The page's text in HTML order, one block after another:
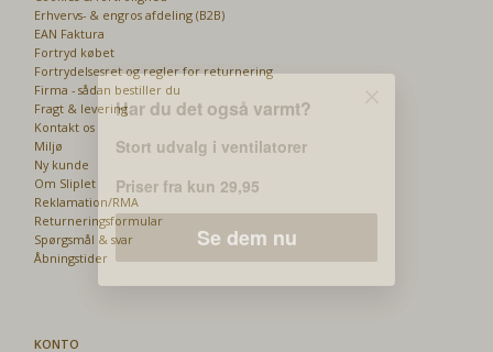
Erhvervs- & engros afdeling (B2B)
EAN Faktura
Fortryd købet
Fortrydelsesret og regler for returnering
Firma - sådan bestiller du
Fragt & levering
Kontakt os
Miljø
Ny kunde
Om Sliplet
Reklamation/RMA
Returneringsformular
Spørgsmål & svar
Åbningstider
KONTO
Stort udvalg i ventilatorer
Se dem nu